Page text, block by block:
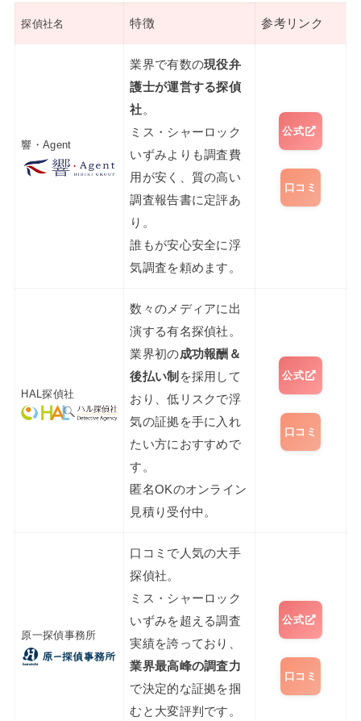
探偵社名 特徴 参考リンク
響・Agent
業界で有数の現役弁
護士が運営する探偵
社。
ミス・シャーロック
いずみよりも調査費
用が安く、質の高い
調査報告書に定評あ
り。
誰もが安心安全に浮
気調査を頼めます。
公式
口コミ
HAL探偵社
数々のメディアに出
演する有名探偵社。
業界初の成功報酬＆
後払い制 を採用して
おり、低リスクで浮
気の証拠を手に入れ
たい方におすすめで
す。
匿名OKのオンライン
見積り受付中。
公式
口コミ
原一探偵事務所
口コミで人気の大手
探偵社。
ミス・シャーロック
いずみを超える調査
実績を誇っており、
業界最高峰の調査力
で決定的な証拠を掴
むと大変評判です。
公式
口コミ